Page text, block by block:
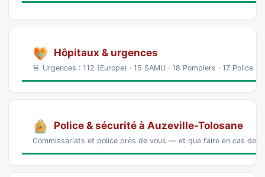
Hôpitaux & urgences
🚨 Urgences : 112 (Europe) · 15 SAMU · 18 Pompiers · 17 Police
Police & sécurité à Auzeville-Tolosane
Commissariats et police près de vous — et que faire en cas de